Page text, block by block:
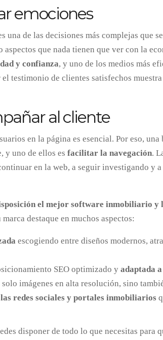
emociones
una de las decisiones más complejas que
aspectos que nada tienen que ver con la
y confianza, y uno de los medios más
el testimonio de clientes satisfechos
al cliente
en la página es esencial. Por eso,
y uno de ellos es facilitar la navegación.
en la web, a seguir investigando y
el mejor software inmobiliario y
marca destaque en muchos aspectos:
escogiendo entre diseños modernos,
SEO optimizado y adaptada
imágenes en alta resolución, sino
redes sociales y portales inmobiliarios
disponer de todo lo que necesitas para